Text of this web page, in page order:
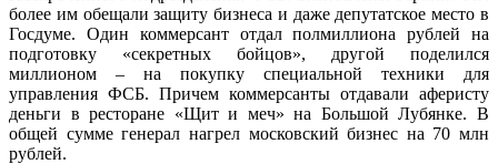
более им обещали защиту бизнеса и даже депутатское место в
Госдуме. Один коммерсант отдал полмиллиона рублей на
подготовку «секретных бойцов», другой поделился
миллионом – на покупку специальной техники для
управления ФСБ. Причем коммерсанты отдавали аферисту
деньги в ресторане «Щит и меч» на Большой Лубянке. В
общей сумме генерал нагрел московский бизнес на 70 млн
рублей.